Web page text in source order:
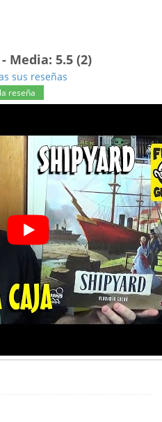
- Media: 5.5 (2)
sus reseñas
reseña